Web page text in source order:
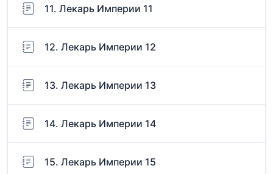
11. Лекарь Империи 11
12. Лекарь Империи 12
13. Лекарь Империи 13
14. Лекарь Империи 14
15. Лекарь Империи 15